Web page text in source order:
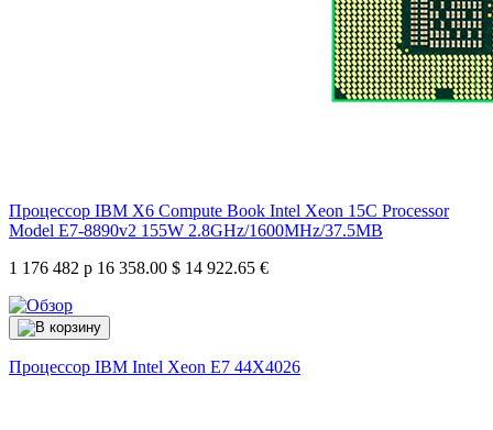
Процессор IBM X6 Compute Book Intel Xeon 15C Processor
Model E7-8890v2 155W 2.8GHz/1600MHz/37.5MB
1 176 482 р 16 358.00 $ 14 922.65 €
Процессор IBM Intel Xeon E7 44X4026